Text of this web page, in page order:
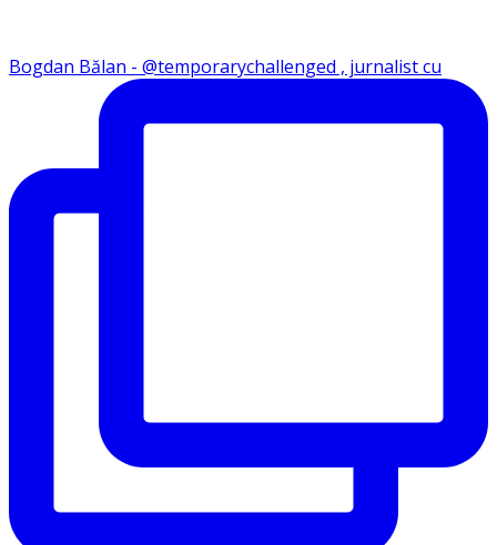
Bogdan Bălan - @temporarychallenged , jurnalist cu